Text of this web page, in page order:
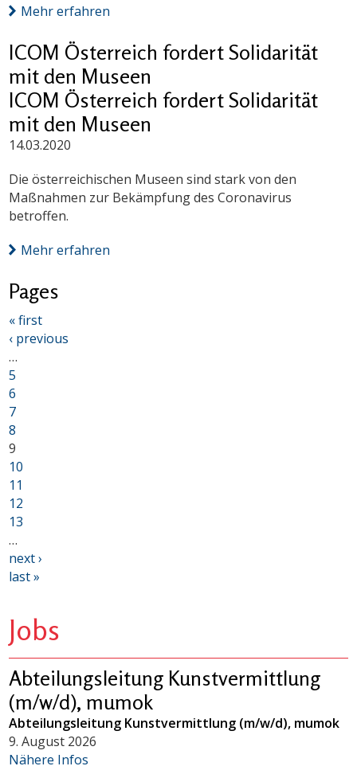
Mehr erfahren
ICOM Österreich fordert Solidarität
mit den Museen
ICOM Österreich fordert Solidarität
mit den Museen
14.03.2020
Die österreichischen Museen sind stark von den
Maßnahmen zur Bekämpfung des Coronavirus
betroffen.
Mehr erfahren
Pages
« first
‹ previous
…
5
6
7
8
9
10
11
12
13
…
next ›
last »
Jobs
Abteilungsleitung Kunstvermittlung
(m/w/d), mumok
Abteilungsleitung Kunstvermittlung (m/w/d), mumok
9. August 2026
Nähere Infos